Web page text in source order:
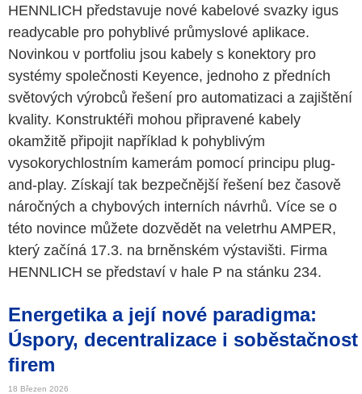
HENNLICH představuje nové kabelové svazky igus
readycable pro pohyblivé průmyslové aplikace.
Novinkou v portfoliu jsou kabely s konektory pro
systémy společnosti Keyence, jednoho z předních
světových výrobců řešení pro automatizaci a zajištění
kvality. Konstruktéři mohou připravené kabely
okamžitě připojit například k pohyblivým
vysokorychlostním kamerám pomocí principu plug-
and-play. Získají tak bezpečnější řešení bez časově
náročných a chybových interních návrhů. Více se o
této novince můžete dozvědět na veletrhu AMPER,
který začíná 17.3. na brněnském výstavišti. Firma
HENNLICH se představí v hale P na stánku 234.
Energetika a její nové paradigma:
Úspory, decentralizace i soběstačnost
firem
18 Březen 2026